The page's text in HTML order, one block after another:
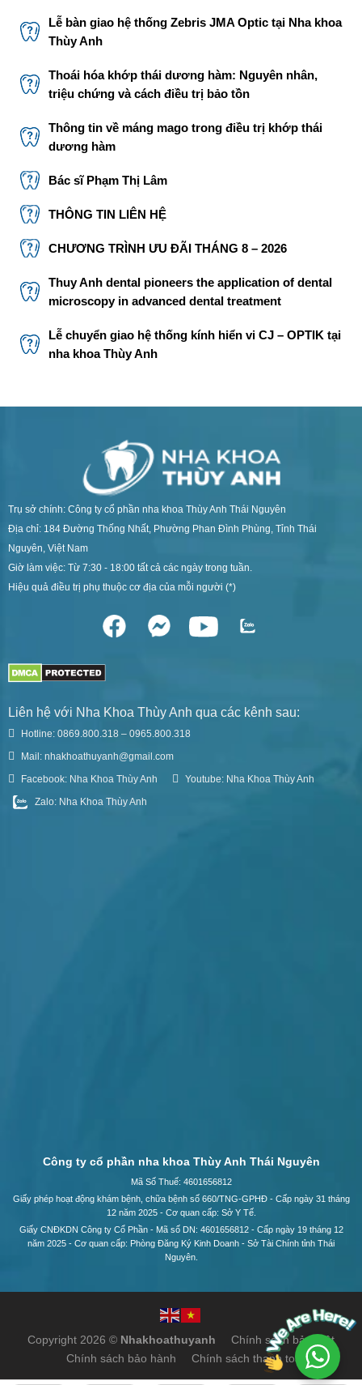
Lễ bàn giao hệ thống Zebris JMA Optic tại Nha khoa
Thùy Anh
Thoái hóa khớp thái dương hàm: Nguyên nhân,
triệu chứng và cách điều trị bảo tồn
Thông tin về máng mago trong điều trị khớp thái
dương hàm
Bác sĩ Phạm Thị Lâm
THÔNG TIN LIÊN HỆ
CHƯƠNG TRÌNH ƯU ĐÃI THÁNG 8 – 2026
Thuy Anh dental pioneers the application of dental
microscopy in advanced dental treatment
Lễ chuyển giao hệ thống kính hiển vi CJ – OPTIK tại
nha khoa Thùy Anh
Trụ sở chính: Công ty cổ phần nha khoa Thùy Anh Thái Nguyên
Địa chỉ: 184 Đường Thống Nhất, Phường Phan Đình Phùng, Tỉnh Thái
Nguyên, Việt Nam
Giờ làm việc: Từ 7:30 - 18:00 tất cả các ngày trong tuần.
Hiệu quả điều trị phụ thuộc cơ địa của mỗi người (*)
Liên hệ với Nha Khoa Thùy Anh qua các kênh sau:
Hotline: 0869.800.318 – 0965.800.318
Mail: nhakhoathuyanh@gmail.com
Facebook: Nha Khoa Thùy Anh
Youtube: Nha Khoa Thùy Anh
Zalo: Nha Khoa Thùy Anh
Công ty cổ phần nha khoa Thùy Anh Thái Nguyên
Mã Số Thuế: 4601656812
Giấy phép hoạt động khám bệnh, chữa bệnh số 660/TNG-GPHĐ - Cấp ngày 31 tháng
12 năm 2025 - Cơ quan cấp: Sở Y Tế.
Giấy CNĐKDN Công ty Cổ Phần - Mã số DN: 4601656812 - Cấp ngày 19 tháng 12
năm 2025 - Cơ quan cấp: Phòng Đăng Ký Kinh Doanh - Sở Tài Chính tỉnh Thái
Nguyên.
Copyright 2026 © Nhakhoathuyanh
Chính sách bảo mật
Chính sách bảo hành
Chính sách thanh toán